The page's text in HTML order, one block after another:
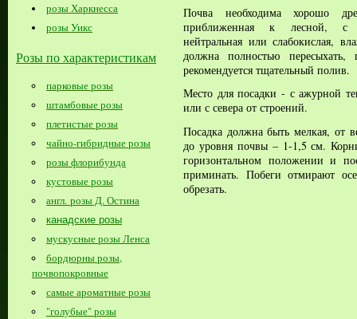
розы Харкнесса
розы Уикс
Розы по характеристикам
парковые розы
штамбовые розы
плетистые розы
чайно-гибридные розы
розы флорибунда
кустовые розы
англ. розы Д. Остина
канадские розы
мускусные розы Ленса
бордюрны розы,
почвопокровные
самые ароматные розы
"голубые" розы
Почва необходима хорошо
приближенная к лесной, с
нейтральная или слабокислая,
должна полностью
рекомендуется тщательный полив.
Место для посадки - с ажурной
или с севера от строений.
Посадка должна быть мелкая, от
до уровня почвы – 1-1,5 см.
горизонтальном положении и
приминать.Побеги отмирают
обрезать.